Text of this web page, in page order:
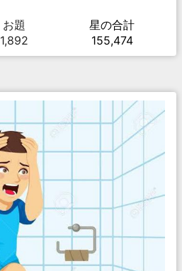
お題
1,892
星の合計
155,474